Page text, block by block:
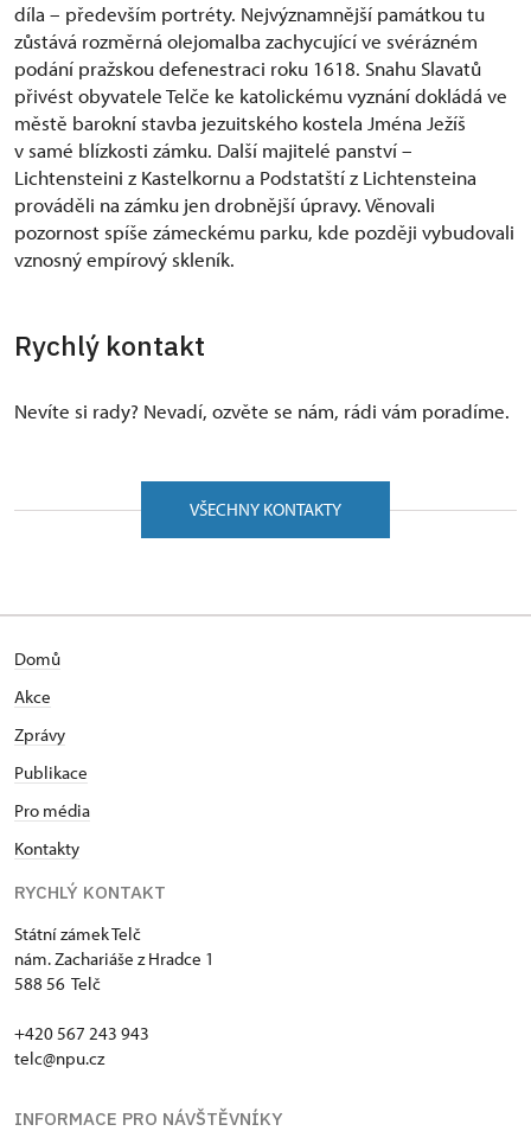
díla – především portréty. Nejvýznamnější památkou tu
zůstává rozměrná olejomalba zachycující ve svérázném
podání pražskou defenestraci roku 1618. Snahu Slavatů
přivést obyvatele Telče ke katolickému vyznání dokládá ve
městě barokní stavba jezuitského kostela Jména Ježíš
v samé blízkosti zámku. Další majitelé panství –
Lichtensteini z Kastelkornu a Podstatští z Lichtensteina
prováděli na zámku jen drobnější úpravy. Věnovali
pozornost spíše zámeckému parku, kde později vybudovali
vznosný empírový skleník.
Rychlý kontakt
Nevíte si rady? Nevadí, ozvěte se nám, rádi vám poradíme.
VŠECHNY KONTAKTY
Domů
Akce
Zprávy
Publikace
Pro média
Kontakty
RYCHLÝ KONTAKT
Státní zámek Telč
nám. Zachariáše z Hradce 1
588 56 Telč
+420 567 243 943
telc@npu.cz
INFORMACE PRO NÁVŠTĚVNÍKY